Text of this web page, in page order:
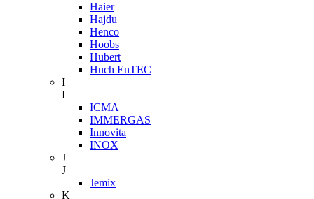
Haier
Hajdu
Henco
Hoobs
Hubert
Huch EnTEC
I
I
ICMA
IMMERGAS
Innovita
INOX
J
J
Jemix
K